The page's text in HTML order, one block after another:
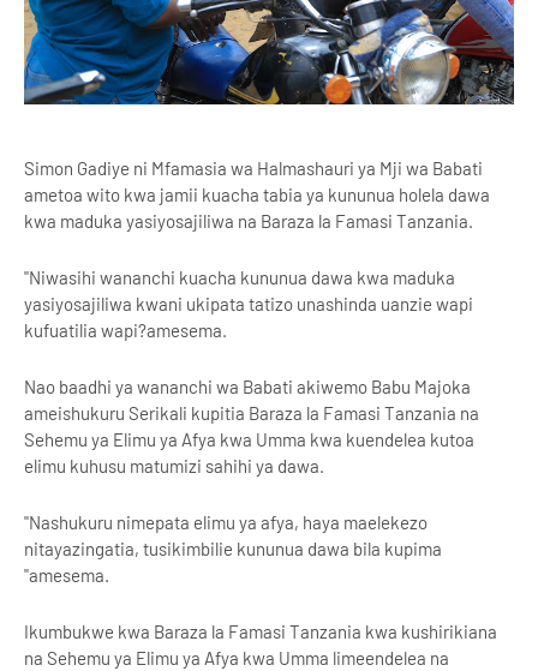
Simon Gadiye ni Mfamasia wa Halmashauri ya Mji wa Babati
ametoa wito kwa jamii kuacha tabia ya kununua holela dawa
kwa maduka yasiyosajiliwa na Baraza la Famasi Tanzania.
"Niwasihi wananchi kuacha kununua dawa kwa maduka
yasiyosajiliwa kwani ukipata tatizo unashinda uanzie wapi
kufuatilia wapi?amesema.
Nao baadhi ya wananchi wa Babati akiwemo Babu Majoka
ameishukuru Serikali kupitia Baraza la Famasi Tanzania na
Sehemu ya Elimu ya Afya kwa Umma kwa kuendelea kutoa
elimu kuhusu matumizi sahihi ya dawa.
"Nashukuru nimepata elimu ya afya, haya maelekezo
nitayazingatia, tusikimbilie kununua dawa bila kupima
"amesema.
Ikumbukwe kwa Baraza la Famasi Tanzania kwa kushirikiana
na Sehemu ya Elimu ya Afya kwa Umma limeendelea na